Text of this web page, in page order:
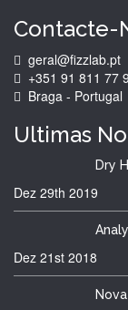
Contacte-
geral@fizzlab.pt
+351 91 811 77
Braga - Portugal
Ultimas
Dry
Dez 29th 2019
Dez 21st 2018